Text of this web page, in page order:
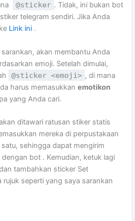
@sticker . Tidak, ini bukan bot
telegram sendiri. Jika Anda
Link ini .
akan membantu Anda
emoji. Setelah dimulai,
@sticker <emoji> , di mana
harus memasukkanemotikon
yang Anda cari.
ditawari ratusan stiker statis
mereka di perpustakaan
sehingga dapat mengirim
bot . Kemudian, ketuk lagi
tambahkan sticker Set
rujuk seperti yang saya sarankan